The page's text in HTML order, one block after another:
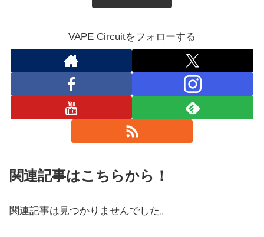
VAPE Circuitをフォローする
関連記事はこちらから！
関連記事は見つかりませんでした。